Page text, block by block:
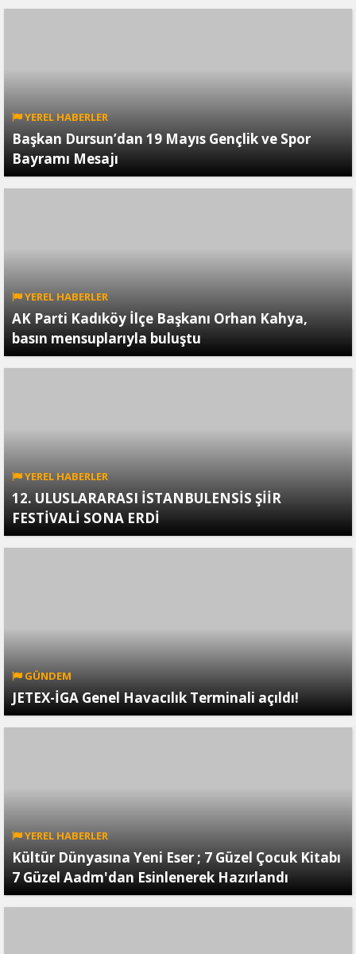
YEREL HABERLER
Başkan Dursun’dan 19 Mayıs Gençlik ve Spor
Bayramı Mesajı
YEREL HABERLER
AK Parti Kadıköy İlçe Başkanı Orhan Kahya,
basın mensuplarıyla buluştu
YEREL HABERLER
12. ULUSLARARASI İSTANBULENSİS ŞİİR
FESTİVALİ SONA ERDİ
GÜNDEM
JETEX-İGA Genel Havacılık Terminali açıldı!
YEREL HABERLER
Kültür Dünyasına Yeni Eser ; 7 Güzel Çocuk Kitabı
7 Güzel Aadm'dan Esinlenerek Hazırlandı